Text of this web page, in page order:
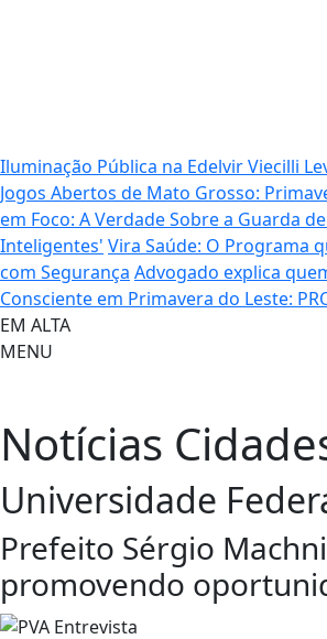
Iluminação Pública na Edelvir Viecilli
Jogos Abertos de Mato Grosso:
em Foco: A Verdade Sobre a Guarda
Inteligentes' Vira Saúde: O Programa
com Segurança Advogado explica
Consciente em Primavera do Leste:
EM ALTA
MENU
Notícias
Universidade
Prefeito Sérgio
promovendo